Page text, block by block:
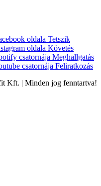
Tetszik
Követés
Meghallgatás
Feliratkozás
Kft. | Minden jog fenntartva!